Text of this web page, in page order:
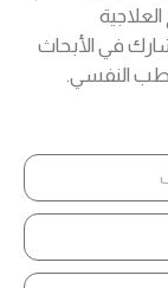
في الأبحاث
النفسي.